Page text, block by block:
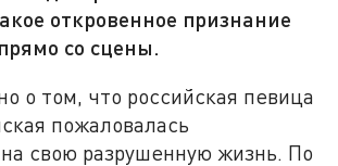
откровенное признание
со сцены.
о том, что российская певица
пожаловалась
свою разрушенную жизнь. По